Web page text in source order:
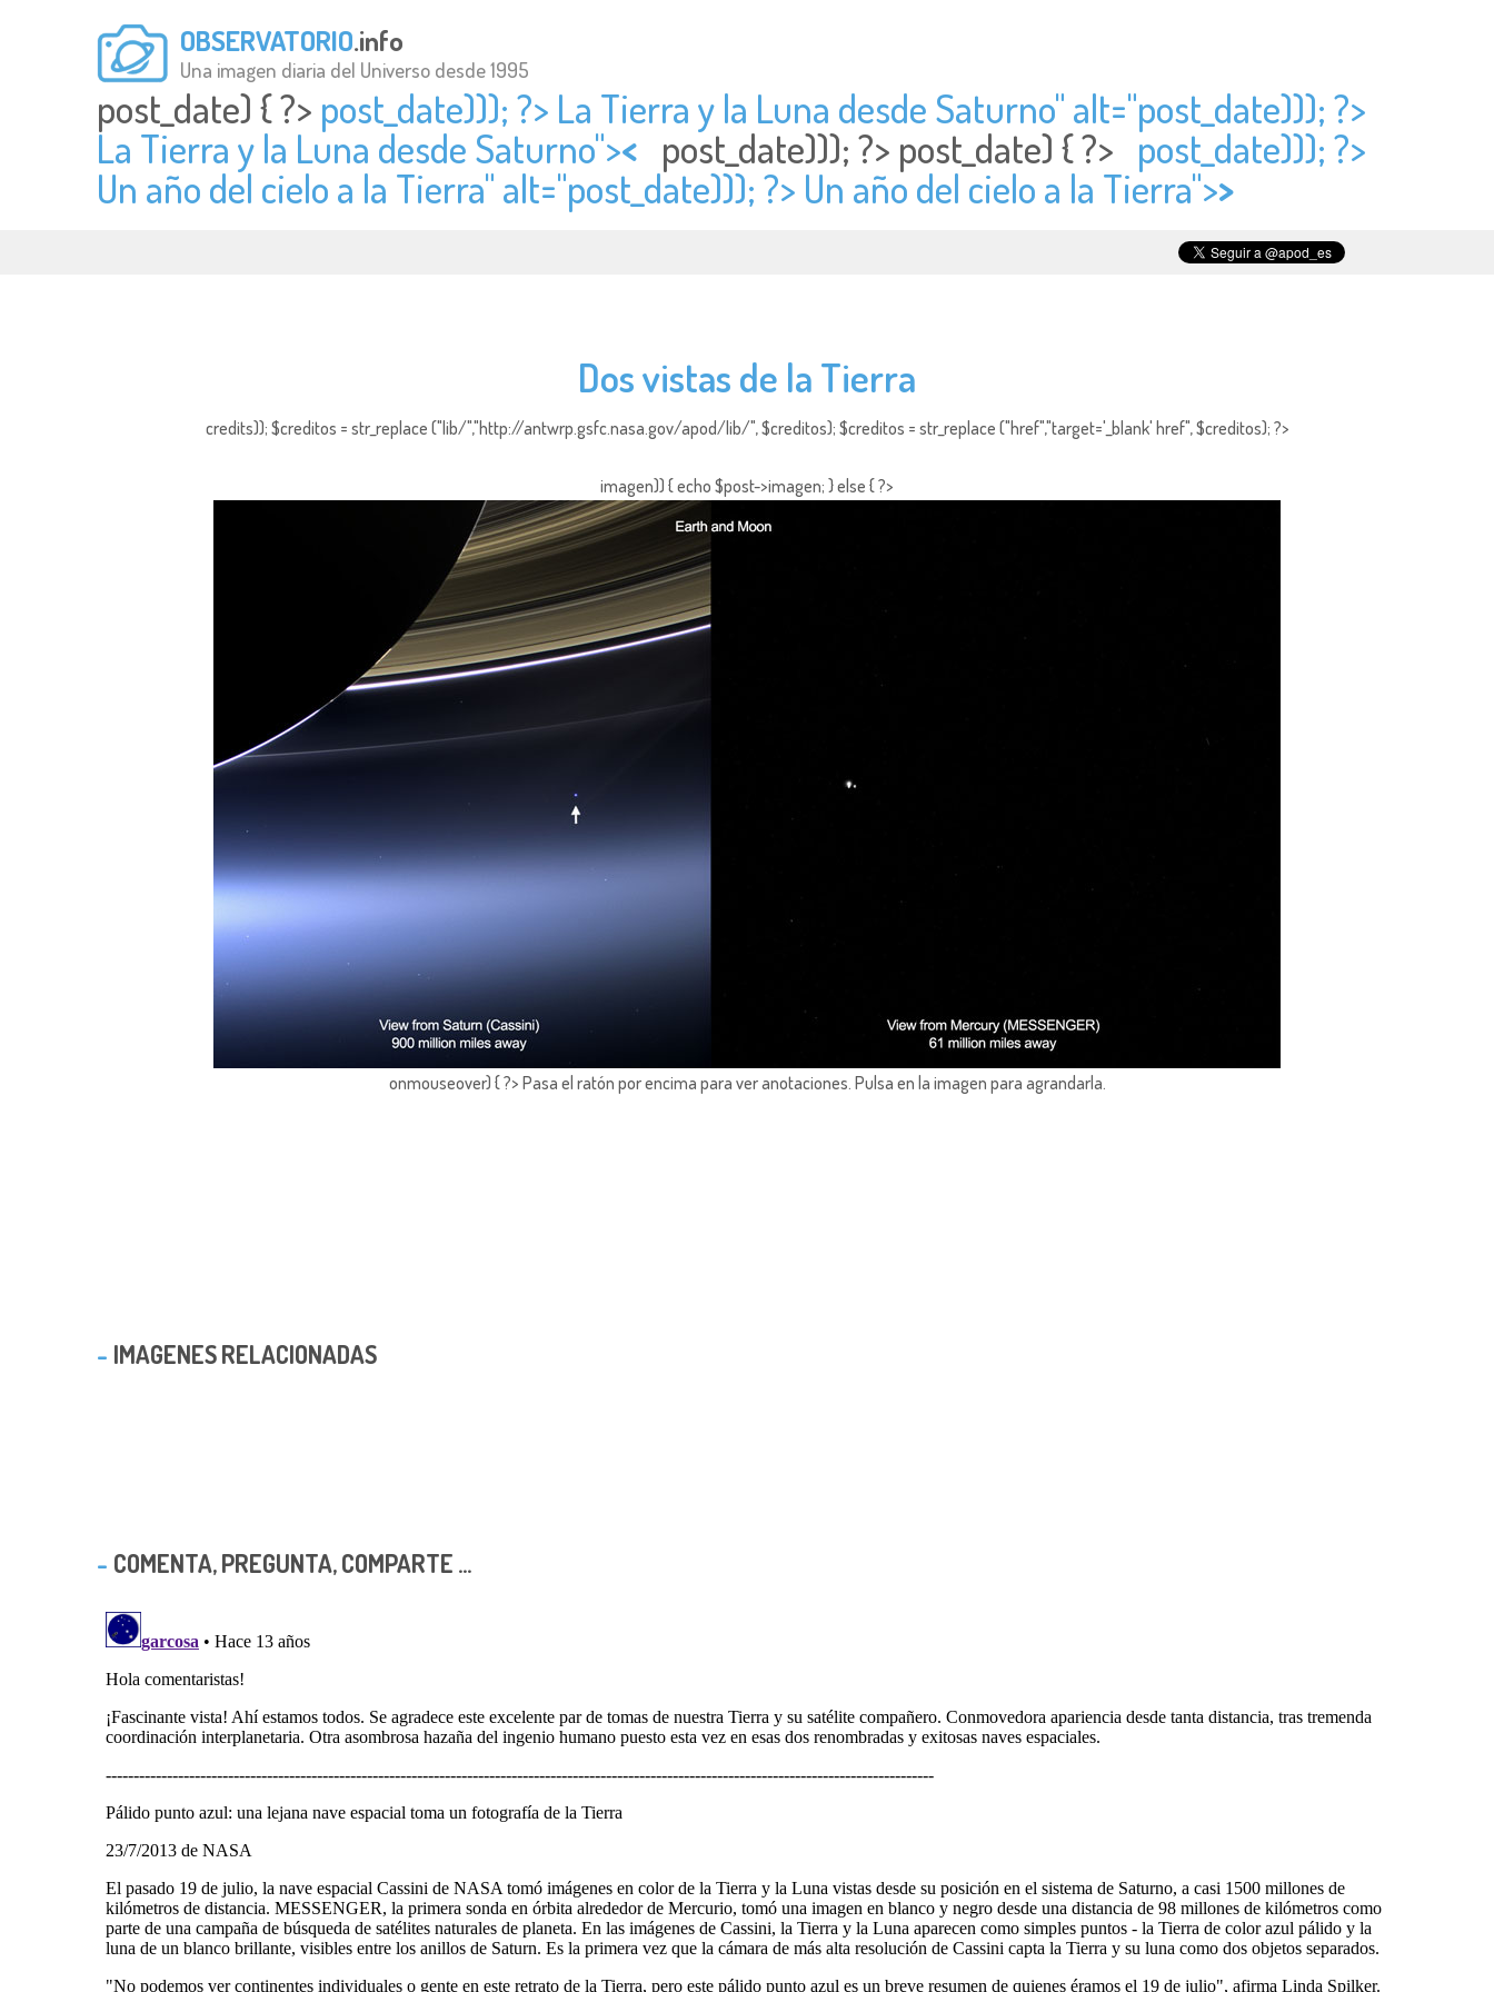
OBSERVATORIO.info
Una imagen diaria del Universo desde 1995
post_date) { ?> post_date))); ?> La Tierra y la Luna desde Saturno" alt="post_date))); ?>
La Tierra y la Luna desde Saturno">< post_date))); ?> post_date) { ?> post_date))); ?>
Un año del cielo a la Tierra" alt="post_date))); ?> Un año del cielo a la Tierra">>
Dos vistas de la Tierra
credits)); $creditos = str_replace ("lib/","http://antwrp.gsfc.nasa.gov/apod/lib/", $creditos); $creditos = str_replace ("href","target='_blank' href", $creditos); ?>
imagen)) { echo $post->imagen; } else { ?>
onmouseover) { ?> Pasa el ratón por encima para ver anotaciones. Pulsa en la imagen para agrandarla.
IMAGENES RELACIONADAS
COMENTA, PREGUNTA, COMPARTE ...